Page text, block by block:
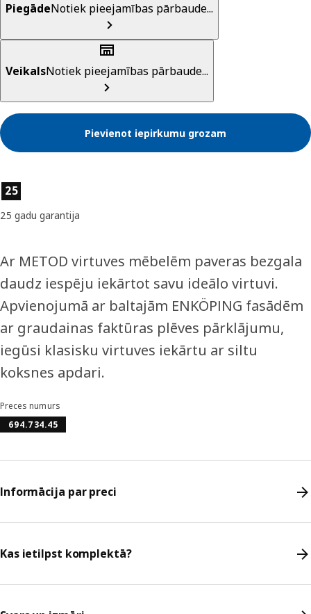
PiegādeNotiek pieejamības pārbaude...
VeikalsNotiek pieejamības pārbaude...
Pievienot iepirkumu grozam
Preces īpašības
25
25 gadu garantija
Ar METOD virtuves mēbelēm paveras bezgala
daudz iespēju iekārtot savu ideālo virtuvi.
Apvienojumā ar baltajām ENKÖPING fasādēm
ar graudainas faktūras plēves pārklājumu,
iegūsi klasisku virtuves iekārtu ar siltu
koksnes apdari.
Preces numurs
694.734.45
Informācija par preci
Kas ietilpst komplektā?